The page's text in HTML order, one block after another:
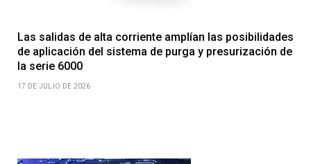
Las salidas de alta corriente amplían las posibilidades
de aplicación del sistema de purga y presurización de
la serie 6000
17 DE JULIO DE 2026